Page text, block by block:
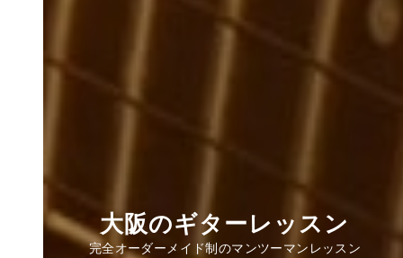
大阪のギターレッスン
完全オーダーメイド制のマンツーマンレッスン